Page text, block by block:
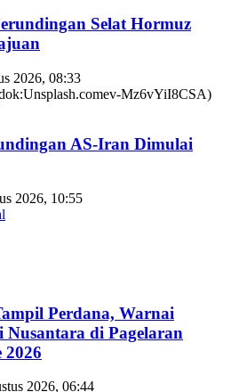
Selat Hormuz
2026, 08:33
AS-Iran Dimulai
2026, 10:55
Perdana, Warnai
di Pagelaran
2026
2026, 06:44